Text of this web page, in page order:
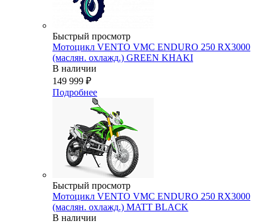
Быстрый просмотр
Мотоцикл VENTO VMC ENDURO 250 RX3000
(маслян. охлажд.) GREEN KHAKI
В наличии
149 999 ₽
Подробнее
Быстрый просмотр
Мотоцикл VENTO VMC ENDURO 250 RX3000
(маслян. охлажд.) MATT BLACK
В наличии